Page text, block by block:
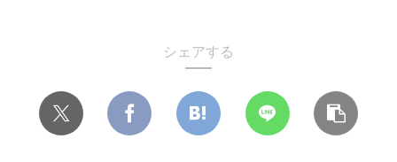
シェアする